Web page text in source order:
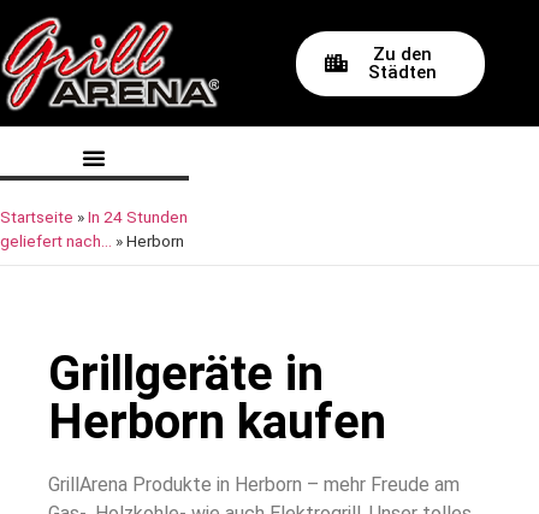
Zu den
Städten
Startseite »In 24 Stunden
geliefert nach…
»Herborn
Grillgeräte in
Herborn kaufen
GrillArena Produkte in Herborn – mehr Freude am